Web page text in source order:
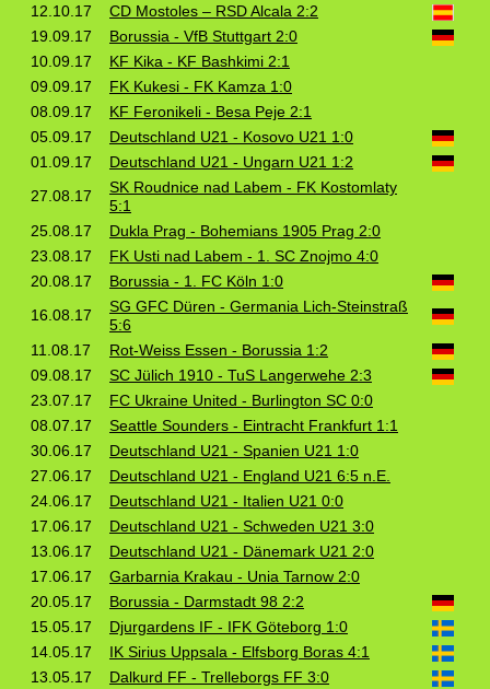
12.10.17
CD Mostoles – RSD Alcala 2:2
19.09.17
Borussia - VfB Stuttgart 2:0
10.09.17
KF Kika - KF Bashkimi 2:1
09.09.17
FK Kukesi - FK Kamza 1:0
08.09.17
KF Feronikeli - Besa Peje 2:1
05.09.17
Deutschland U21 - Kosovo U21 1:0
01.09.17
Deutschland U21 - Ungarn U21 1:2
27.08.17
SK Roudnice nad Labem - FK Kostomlaty
5:1
25.08.17
Dukla Prag - Bohemians 1905 Prag 2:0
23.08.17
FK Usti nad Labem - 1. SC Znojmo 4:0
20.08.17
Borussia - 1. FC Köln 1:0
16.08.17
SG GFC Düren - Germania Lich-Steinstraß
5:6
11.08.17
Rot-Weiss Essen - Borussia 1:2
09.08.17
SC Jülich 1910 - TuS Langerwehe 2:3
23.07.17
FC Ukraine United - Burlington SC 0:0
08.07.17
Seattle Sounders - Eintracht Frankfurt 1:1
30.06.17
Deutschland U21 - Spanien U21 1:0
27.06.17
Deutschland U21 - England U21 6:5 n.E.
24.06.17
Deutschland U21 - Italien U21 0:0
17.06.17
Deutschland U21 - Schweden U21 3:0
13.06.17
Deutschland U21 - Dänemark U21 2:0
17.06.17
Garbarnia Krakau - Unia Tarnow 2:0
20.05.17
Borussia - Darmstadt 98 2:2
15.05.17
Djurgardens IF - IFK Göteborg 1:0
14.05.17
IK Sirius Uppsala - Elfsborg Boras 4:1
13.05.17
Dalkurd FF - Trelleborgs FF 3:0